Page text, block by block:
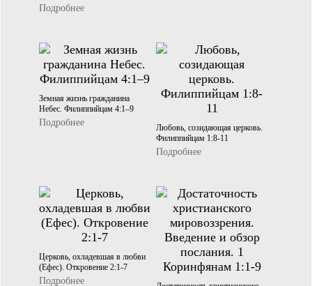
Подробнее
Земная жизнь гражданина
Небес. Филиппийцам 4:1–9
Подробнее
Любовь, созидающая церковь.
Филиппийцам 1:8-11
Подробнее
Церковь, охладевшая в любви
(Ефес). Откровение 2:1-7
Подробнее